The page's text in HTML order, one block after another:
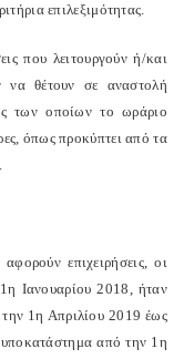
επιλεξιμότητας.
που λειτουργούν ή/και
να θέτουν σε αναστολή
των οποίων το ωράριο
όπως προκύπτει από τα
αφορούν επιχειρήσεις, οι
Ιανουαρίου 2018, ήταν
1η Απριλίου 2019 έως
από την 1η